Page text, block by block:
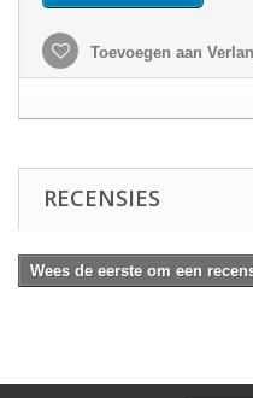
Toevoegen aan
RECENSIES
Wees de eerste om een